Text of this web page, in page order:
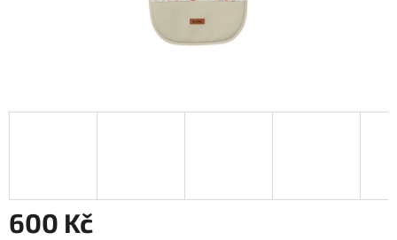
600 Kč